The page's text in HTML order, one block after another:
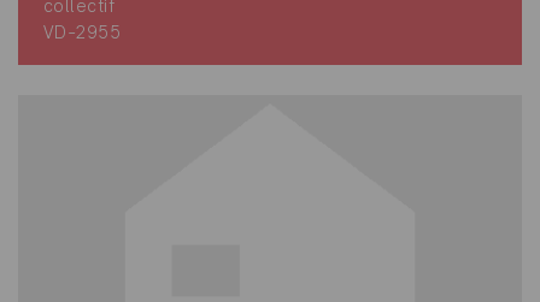
collectif
VD-2955